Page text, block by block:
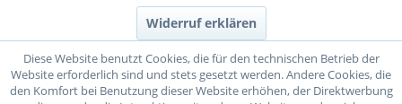
Widerruf erklären
Diese Website benutzt Cookies, die für den technischen Betrieb der
Website erforderlich sind und stets gesetzt werden. Andere Cookies, die
den Komfort bei Benutzung dieser Website erhöhen, der Direktwerbung